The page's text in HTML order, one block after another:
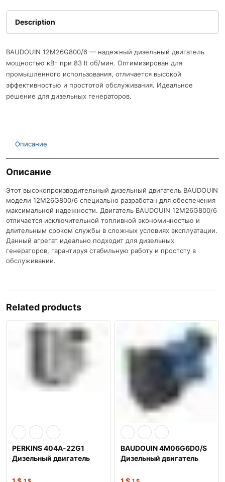
Description
BAUDOUIN 12M26G800/6 — надежный дизельный двигатель
мощностью кВт при 83 lt об/мин. Оптимизирован для
промышленного использования, отличается высокой
эффективностью и простотой обслуживания. Идеальное
решение для дизельных генераторов.
Описание
Описание
Этот высокопроизводительный дизельный двигатель BAUDOUIN
модели 12M26G800/6 специально разработан для обеспечения
максимальной надежности. Двигатель BAUDOUIN 12M26G800/6
отличается исключительной топливной экономичностью и
длительным сроком службы в сложных условиях эксплуатации.
Данный агрегат идеально подходит для дизельных
генераторов, гарантируя стабильную работу и простоту в
обслуживании.
Related products
PERKINS 404A-22G1
Дизельный двигатель
BAUDOUIN 4M06G6D0/S
Дизельный двигатель